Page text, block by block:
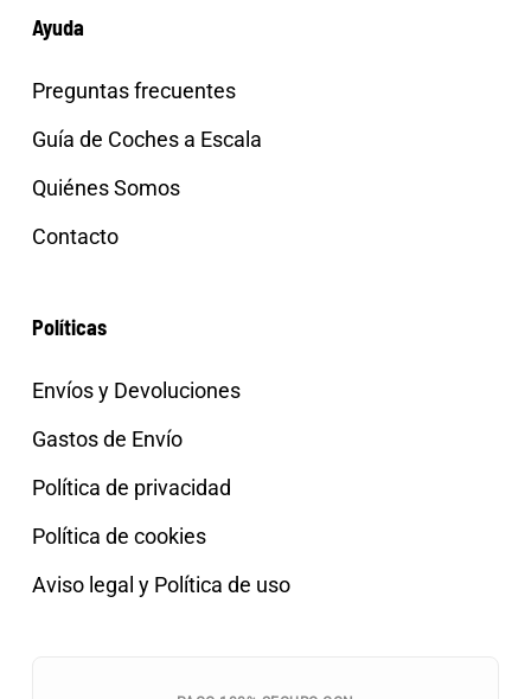
Ayuda
Preguntas frecuentes
Guía de Coches a Escala
Quiénes Somos
Contacto
Políticas
Envíos y Devoluciones
Gastos de Envío
Política de privacidad
Política de cookies
Aviso legal y Política de uso